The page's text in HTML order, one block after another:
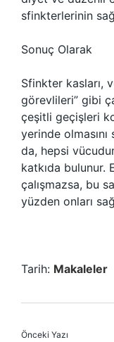
sfinkterlerinin
Sonuç Olarak
Sfinkter kasları,
görevlileri” gibi
çeşitli geçişleri
yerinde
da, hepsi
katkıda bulunur.
çalışmazsa, bu
yüzden onları
Tarih: Makaleler
Önceki Yazı